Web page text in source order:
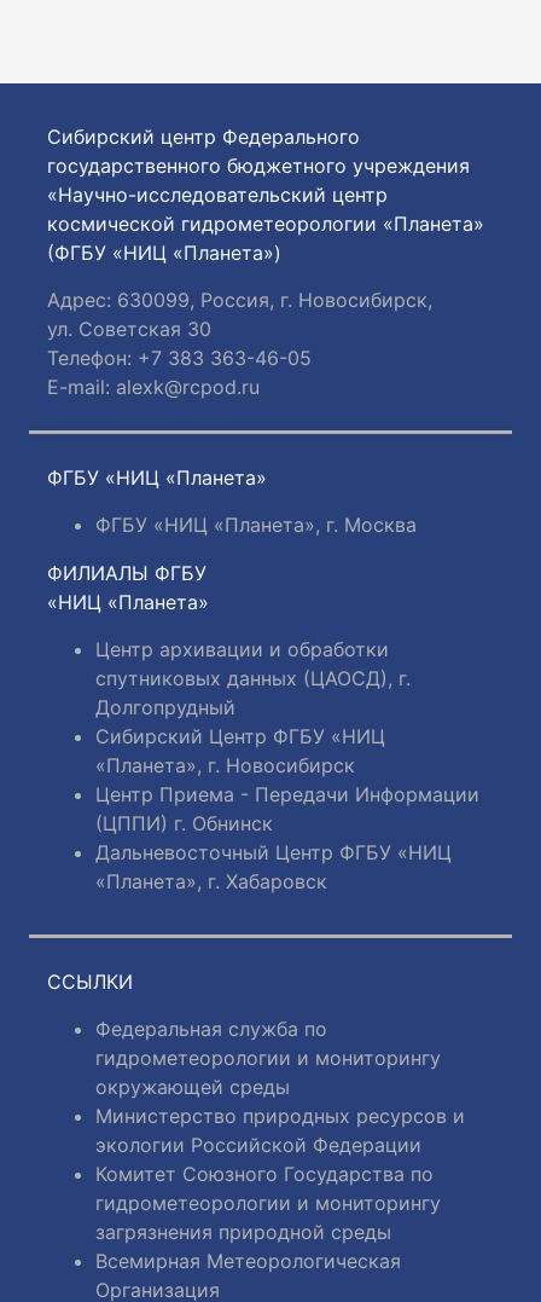
Сибирский центр Федерального
государственного бюджетного учреждения
«Научно-исследовательский центр
космической гидрометеорологии «Планета»
(ФГБУ «НИЦ «Планета»)
Адрес: 630099, Россия, г. Новосибирск,
ул. Советская 30
Телефон: +7 383 363-46-05
E-mail: alexk@rcpod.ru
ФГБУ «НИЦ «Планета»
ФГБУ «НИЦ «Планета», г. Москва
ФИЛИАЛЫ ФГБУ
«НИЦ «Планета»
Центр архивации и обработки
спутниковых данных (ЦАОСД), г.
Долгопрудный
Сибирский Центр ФГБУ «НИЦ
«Планета», г. Новосибирск
Центр Приема - Передачи Информации
(ЦППИ) г. Обнинск
Дальневосточный Центр ФГБУ «НИЦ
«Планета», г. Хабаровск
ССЫЛКИ
Федеральная служба по
гидрометеорологии и мониторингу
окружающей среды
Министерство природных ресурсов и
экологии Российской Федерации
Комитет Союзного Государства по
гидрометеорологии и мониторингу
загрязнения природной среды
Всемирная Метеорологическая
Организация